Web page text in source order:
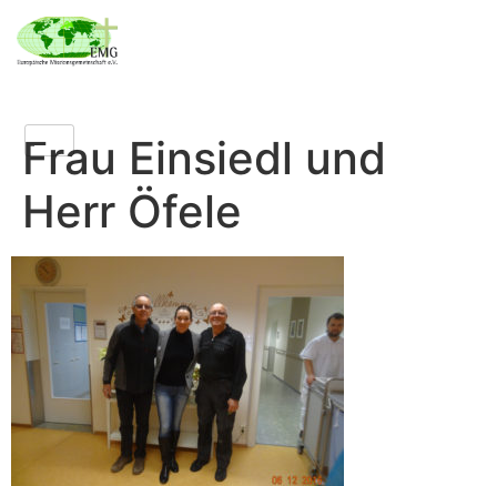
Frau Einsiedl und
Herr Öfele